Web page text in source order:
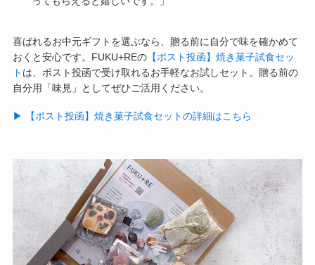
喜ばれるお中元ギフトを選ぶなら、贈る前に自分で味を確かめて
おくと安心です。FUKU+REの【ポスト投函】焼き菓子試食セッ
ト は、ポスト投函で受け取れるお手軽なお試しセット。贈る前の
自分用「味見」としてぜひご活用ください。
▶︎ 【ポスト投函】焼き菓子試食セットの詳細はこちら